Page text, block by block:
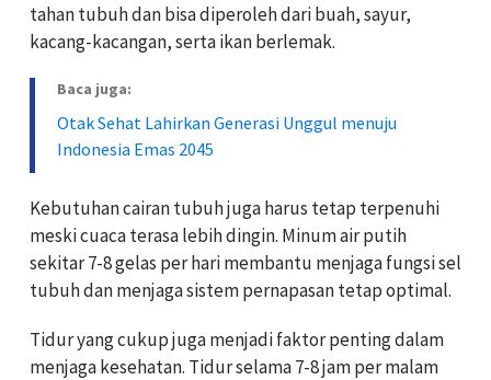
tahan tubuh dan bisa diperoleh dari buah, sayur,
kacang-kacangan, serta ikan berlemak.
Baca juga:
Otak Sehat Lahirkan Generasi Unggul menuju
Indonesia Emas 2045
Kebutuhan cairan tubuh juga harus tetap terpenuhi
meski cuaca terasa lebih dingin. Minum air putih
sekitar 7-8 gelas per hari membantu menjaga fungsi sel
tubuh dan menjaga sistem pernapasan tetap optimal.
Tidur yang cukup juga menjadi faktor penting dalam
menjaga kesehatan. Tidur selama 7-8 jam per malam